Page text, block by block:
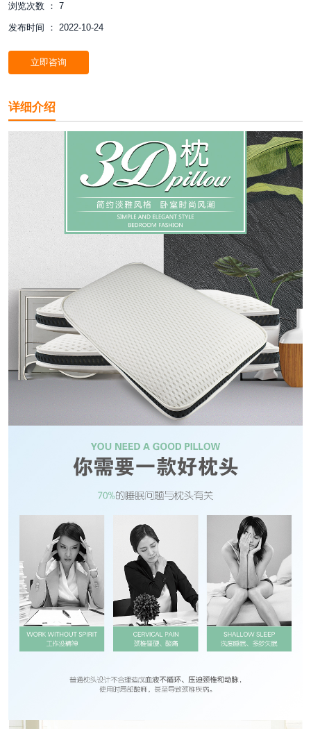
浏览次数 ： 7
发布时间 ： 2022-10-24
立即咨询
详细介绍